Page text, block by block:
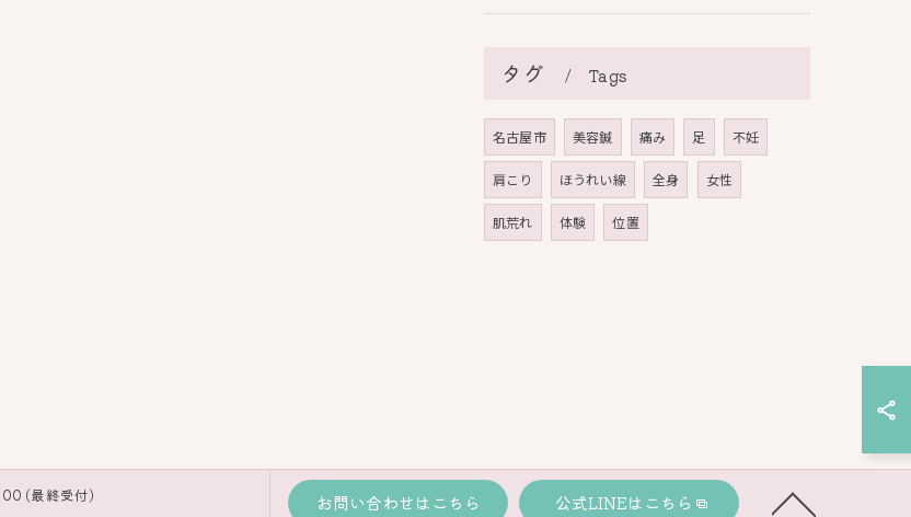
タグ Tags
名古屋市 美容鍼 痛み 足 不妊
肩こり ほうれい線 全身 女性
肌荒れ 体験 位置
(最終受付) お問い合わせはこちら 公式LINEはこちら